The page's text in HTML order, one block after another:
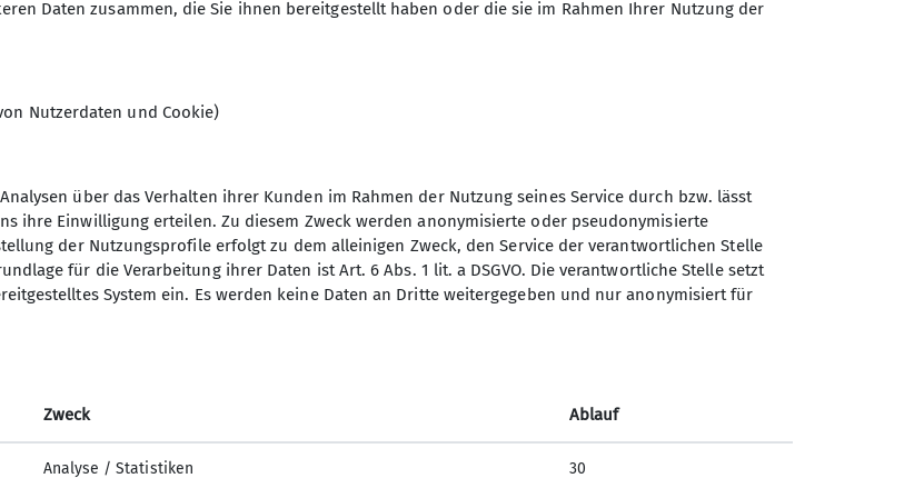
Ski-Unternehmungen.
Unternehmungen angeboten. Bei unserem vielfältigen
Gruppe kennenlernen will, fasse sich ein Herz und komme am besten
in Gilching (immer 14-tägig von 10:30 bis 11:30 Uhr) und mache
die Wochentagswanderer:
vierseenland.de
Sektion Vierseenland des
Telefon +4981529839280
Daten zusammen, die Sie ihnen bereitgestellt haben oder die sie im Rahmen Ihrer Nutzung der
Nutzerdaten und Cookie)
über das Verhalten ihrer Kunden im Rahmen der Nutzung seines Service durch bzw. lässt
ihre Einwilligung erteilen. Zu diesem Zweck werden anonymisierte oder pseudonymisierte
der Nutzungsprofile erfolgt zu dem alleinigen Zweck, den Service der verantwortlichen Stelle
für die Verarbeitung ihrer Daten ist Art. 6 Abs. 1 lit. a DSGVO. Die verantwortliche Stelle setzt
System ein. Es werden keine Daten an Dritte weitergegeben und nur anonymisiert für
Zweck Ablauf
Analyse / Statistiken 30